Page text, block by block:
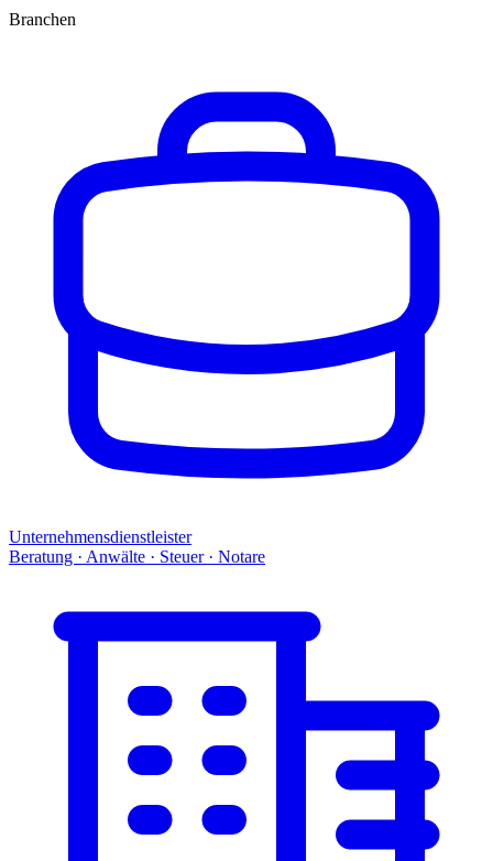
Branchen
Unternehmensdienstleister
Beratung · Anwälte · Steuer · Notare